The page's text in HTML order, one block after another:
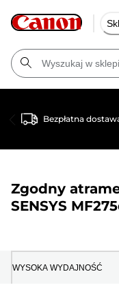
Bezpłatna
Zgodny
SENSYS
WYSOKA WYDAJNOŚĆ